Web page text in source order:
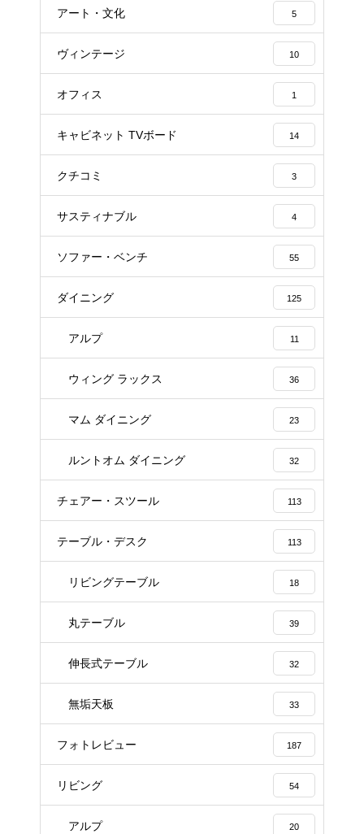
アート・文化 5
ヴィンテージ 10
オフィス 1
キャビネット TVボード 14
クチコミ 3
サスティナブル 4
ソファー・ベンチ 55
ダイニング 125
アルプ 11
ウィング ラックス 36
マム ダイニング 23
ルントオム ダイニング 32
チェアー・スツール 113
テーブル・デスク 113
リビングテーブル 18
丸テーブル 39
伸長式テーブル 32
無垢天板 33
フォトレビュー 187
リビング 54
アルプ 20